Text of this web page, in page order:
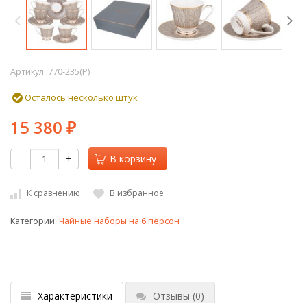
Артикул: 770-235(P)
Осталось несколько штук
15 380 ₽
- + В корзину
К сравнению В избранное
Категории: Чайные наборы на 6 персон
Характеристики Отзывы (0)